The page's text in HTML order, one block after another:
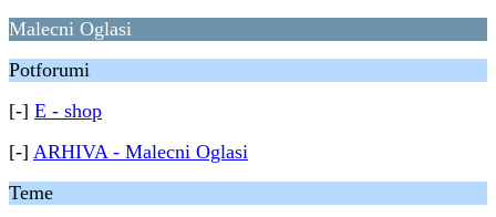
Malecni Oglasi
Potforumi
[-] E - shop
[-] ARHIVA - Malecni Oglasi
Teme